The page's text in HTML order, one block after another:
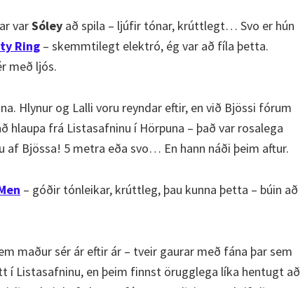
varSóley að spila – ljúfir tónar, krúttlegt… Svo er hún
Ring – skemmtilegt elektró, ég var að fíla þetta.
með ljós.
Hlynur og Lalli voru reyndar eftir, en við Bjössi fórum
hlaupa frá Listasafninu í Hörpuna – það var rosalega
af Bjössa! 5 metra eða svo… En hann náði þeim aftur.
– góðir tónleikar, krúttleg, þau kunna þetta – búin að
maður sér ár eftir ár – tveir gaurar með fána þar sem
í Listasafninu, en þeim finnst örugglega líka hentugt að